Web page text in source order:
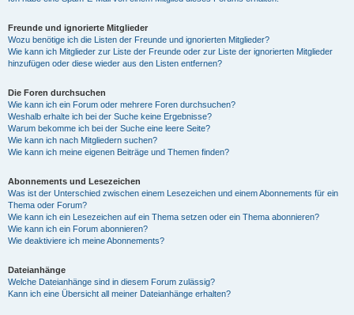
Freunde und ignorierte Mitglieder
Wozu benötige ich die Listen der Freunde und ignorierten Mitglieder?
Wie kann ich Mitglieder zur Liste der Freunde oder zur Liste der ignorierten Mitglieder
hinzufügen oder diese wieder aus den Listen entfernen?
Die Foren durchsuchen
Wie kann ich ein Forum oder mehrere Foren durchsuchen?
Weshalb erhalte ich bei der Suche keine Ergebnisse?
Warum bekomme ich bei der Suche eine leere Seite?
Wie kann ich nach Mitgliedern suchen?
Wie kann ich meine eigenen Beiträge und Themen finden?
Abonnements und Lesezeichen
Was ist der Unterschied zwischen einem Lesezeichen und einem Abonnements für ein
Thema oder Forum?
Wie kann ich ein Lesezeichen auf ein Thema setzen oder ein Thema abonnieren?
Wie kann ich ein Forum abonnieren?
Wie deaktiviere ich meine Abonnements?
Dateianhänge
Welche Dateianhänge sind in diesem Forum zulässig?
Kann ich eine Übersicht all meiner Dateianhänge erhalten?